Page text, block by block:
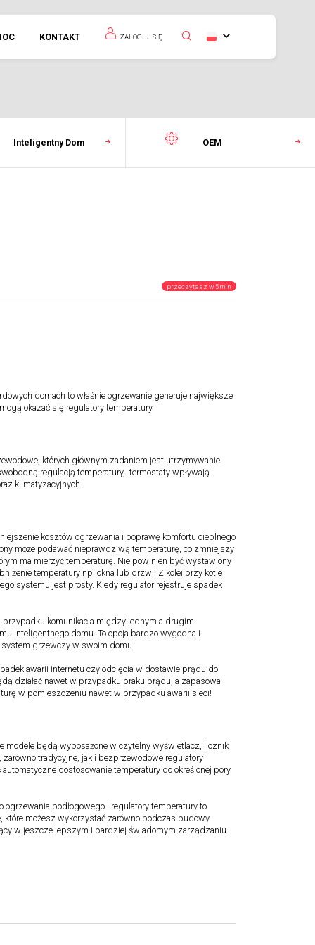
KONTAKT ZALOGUJ SIĘ
Inteligentny Dom OEM
przeczytasz w 5 min
domach to właśnie ogrzewanie generuje największe
okazać się regulatory temperatury.
których głównym zadaniem jest utrzymywanie
regulacją temperatury, termostaty wpływają
klimatyzacyjnych.
kosztów ogrzewania i poprawę komfortu cieplnego
może podawać nieprawdziwą temperaturę, co zmniejszy
ma mierzyć temperaturę. Nie powinien być wystawiony
temperatury np. okna lub drzwi. Z kolei przy kotle
systemu jest prosty. Kiedy regulator rejestruje spadek
komunikacja między jednym a drugim
inteligentnego domu. To opcja bardzo wygodna i
grzewczy w swoim domu.
awarii internetu czy odcięcia w dostawie prądu do
działać nawet w przypadku braku prądu, a zapasowa
w pomieszczeniu nawet w przypadku awarii sieci!
modele będą wyposażone w czytelny wyświetlacz, licznik
tradycyjne, jak i bezprzewodowe regulatory
dostosowanie temperatury do określonej pory
podłogowego i regulatory temperatury to
możesz wykorzystać zarówno podczas budowy
w jeszcze lepszym i bardziej świadomym zarządzaniu